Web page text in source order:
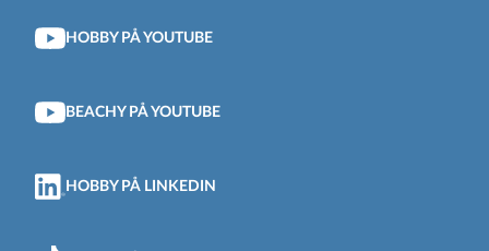
HOBBY PÅ YOUTUBE
BEACHY PÅ YOUTUBE
HOBBY PÅ LINKEDIN